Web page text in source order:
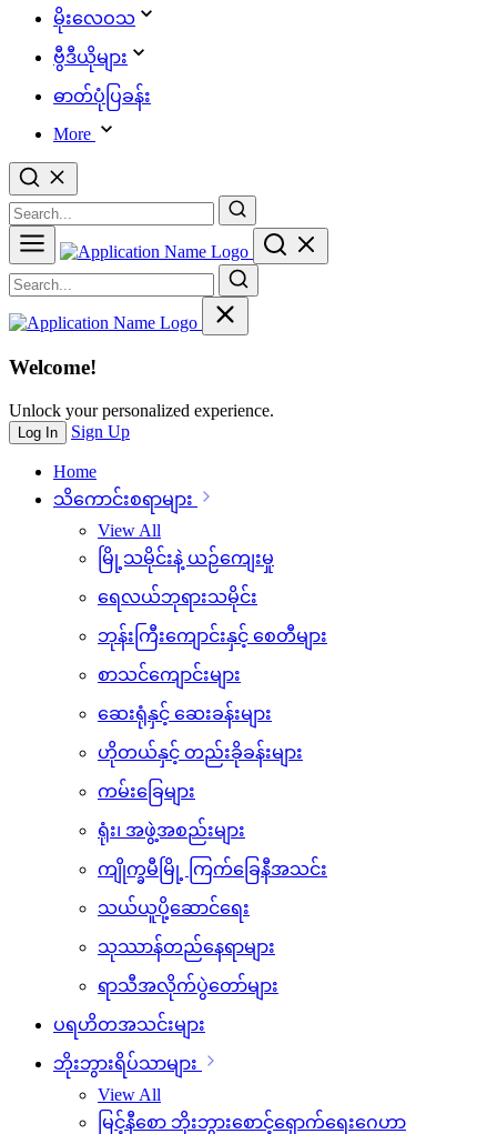
မိုးလေဝသ
ဗွီဒီယိုများ
ဓာတ်ပုံပြခန်း
More
Welcome!
Unlock your personalized experience.
Log In Sign Up
Home
သိ‌ကောင်းစရာများ
View All
မြို့သမိုင်းနဲ့ ယဉ်ကျေးမှု
ရေလယ်ဘုရားသမိုင်း
ဘုန်းကြီးကျောင်းနှင့် စေတီများ
စာသင်ကျောင်းများ
ဆေးရုံနှင့် ဆေးခန်းများ
ဟိုတယ်နှင့် တည်းခိုခန်းများ
ကမ်းခြေများ
ရုံး၊ အဖွဲ့အစည်းများ
ကျိုက္ခမီမြို့ ကြက်ခြေနီအသင်း
သယ်ယူပို့ဆောင်ရေး
သုဿာန်တည်နေရာများ
ရာသီအလိုက်ပွဲတော်များ
ပရဟိတအသင်းများ
ဘိုးဘွားရိပ်သာများ
View All
မြင့်နီစော ဘိုးဘွားစောင့်ရှောက်ရေးဂေဟာ